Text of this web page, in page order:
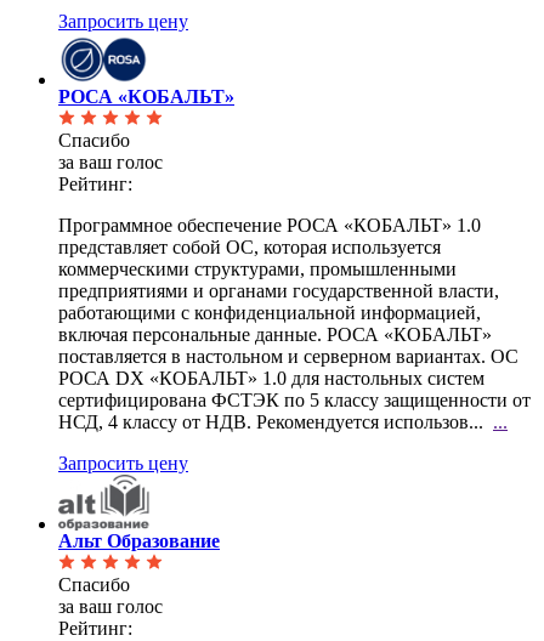
Запросить цену
РОСА «КОБАЛЬТ»
Спасибо
за ваш голос
Рейтинг:
Программное обеспечение РОСА «КОБАЛЬТ» 1.0
представляет собой ОС, которая используется
коммерческими структурами, промышленными
предприятиями и органами государственной власти,
работающими с конфиденциальной информацией,
включая персональные данные. РОСА «КОБАЛЬТ»
поставляется в настольном и серверном вариантах. ОС
РОСА DX «КОБАЛЬТ» 1.0 для настольных систем
сертифицирована ФСТЭК по 5 классу защищенности от
НСД, 4 классу от НДВ. Рекомендуется использов... ...
Запросить цену
Альт Образование
Спасибо
за ваш голос
Рейтинг: